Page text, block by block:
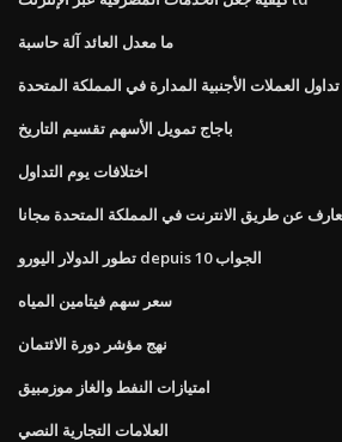
ما معدل العائد آلة حاسبة
العملات الأجنبية المدارة في المملكة المتحدة
باجاج تمويل الأسهم تقسيم التاريخ
اختلافات يوم التداول
عن طريق الانترنت في المملكة المتحدة مجانا
تطور الدولار اليورو depuis 10 الجواب
سعر سهم فيتامين المياه
نهج مؤشر دورة الائتمان
امتيازات النفط والغاز موزمبيق
العلامات التجارية النصي